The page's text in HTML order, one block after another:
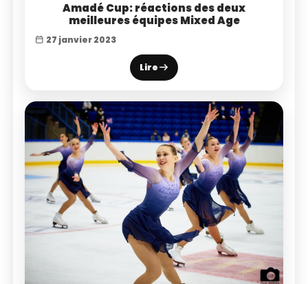
Amadé Cup: réactions des deux
meilleures équipes Mixed Age
27 janvier 2023
Lire